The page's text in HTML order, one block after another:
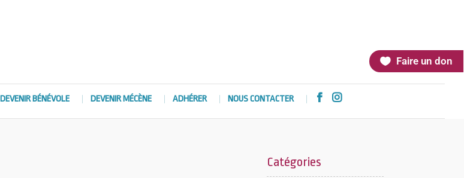
Faire un don
DEVENIR BÉNÉVOLE DEVENIR MÉCÈNE ADHÉRER NOUS CONTACTER  
Catégories